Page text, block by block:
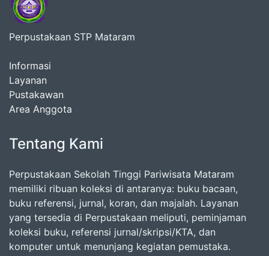
Perpustakaan STP Mataram
Informasi
Layanan
Pustakawan
Area Anggota
Tentang Kami
Perpustakaan Sekolah Tinggi Pariwisata Mataram
memiliki ribuan koleksi di antaranya: buku bacaan,
buku referensi, jurnal, koran, dan majalah. Layanan
yang tersedia di Perpustakaan meliputi, peminjaman
koleksi buku, referensi jurnal/skripsi/KTA, dan
komputer untuk menunjang kegiatan pemustaka.